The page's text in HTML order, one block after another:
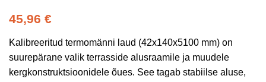
45,96 €
Kalibreeritud termomänni laud (42x140x5100 mm) on
suurepärane valik terrasside alusraamile ja muudele
kergkonstruktsioonidele õues. See tagab stabiilse aluse,